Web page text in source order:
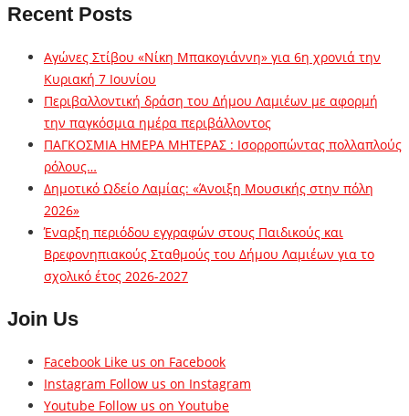
Recent Posts
Αγώνες Στίβου «Νίκη Μπακογιάννη» για 6η χρονιά την
Κυριακή 7 Ιουνίου
Περιβαλλοντική δράση του Δήμου Λαμιέων με αφορμή
την παγκόσμια ημέρα περιβάλλοντος
ΠΑΓΚΟΣΜΙΑ ΗΜΕΡΑ ΜΗΤΕΡΑΣ : Ισορροπώντας πολλαπλούς
ρόλους…
Δημοτικό Ωδείο Λαμίας: «Άνοιξη Μουσικής στην πόλη
2026»
Έναρξη περιόδου εγγραφών στους Παιδικούς και
Βρεφονηπιακούς Σταθμούς του Δήμου Λαμιέων για το
σχολικό έτος 2026-2027
Join Us
Facebook Like us on Facebook
Instagram Follow us on Instagram
Youtube Follow us on Youtube